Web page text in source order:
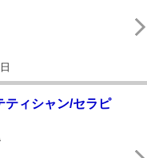
ティシャン/セラピ